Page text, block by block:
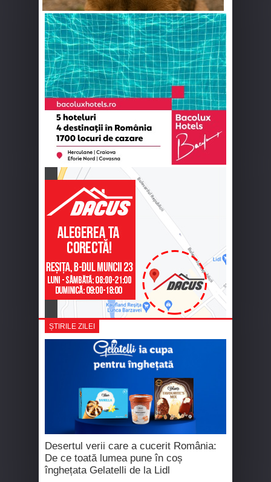
ȘTIRILE ZILEI
Desertul verii care a cucerit România:
De ce toată lumea pune în coș
înghețata Gelatelli de la Lidl